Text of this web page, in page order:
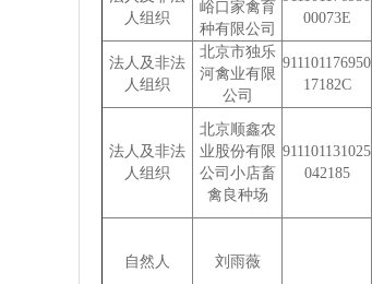
人组织
峪口家禽育
种有限公司
00073E
法人及非法
人组织
北京市独乐
河禽业有限
公司
911101176950
17182C
法人及非法
人组织
北京顺鑫农
业股份有限
公司小店畜
禽良种场
911101131025
042185
自然人 刘雨薇